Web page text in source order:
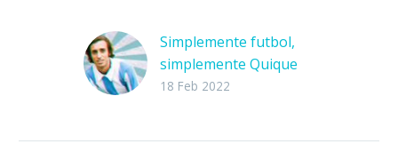
Simplemente futbol,
simplemente Quique
Wolff
18 Feb 2022